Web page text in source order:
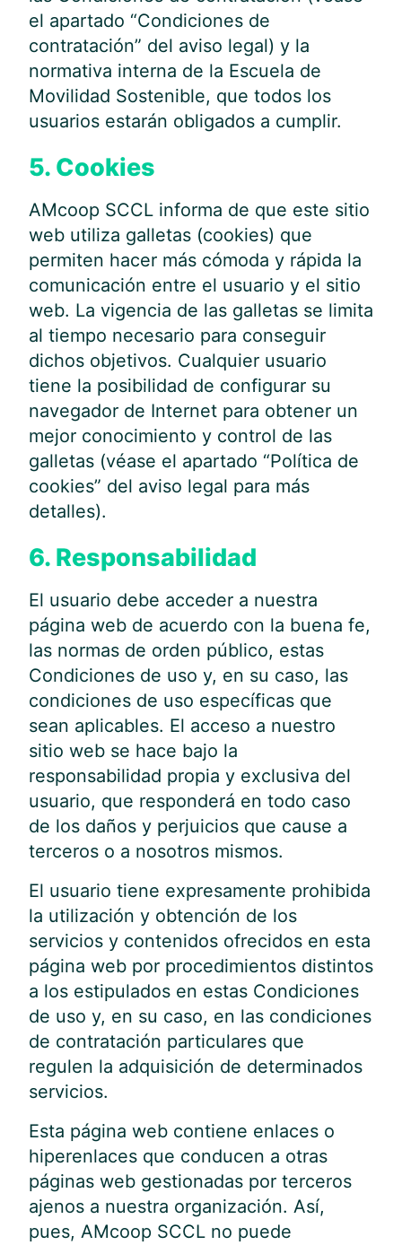
el apartado “Condiciones de
contratación” del aviso legal) y la
normativa interna de la Escuela de
Movilidad Sostenible, que todos los
usuarios estarán obligados a cumplir.
5. Cookies
AMcoop SCCL informa de que este sitio
web utiliza galletas (cookies) que
permiten hacer más cómoda y rápida la
comunicación entre el usuario y el sitio
web. La vigencia de las galletas se limita
al tiempo necesario para conseguir
dichos objetivos. Cualquier usuario
tiene la posibilidad de configurar su
navegador de Internet para obtener un
mejor conocimiento y control de las
galletas (véase el apartado “Política de
cookies” del aviso legal para más
detalles).
6. Responsabilidad
El usuario debe acceder a nuestra
página web de acuerdo con la buena fe,
las normas de orden público, estas
Condiciones de uso y, en su caso, las
condiciones de uso específicas que
sean aplicables. El acceso a nuestro
sitio web se hace bajo la
responsabilidad propia y exclusiva del
usuario, que responderá en todo caso
de los daños y perjuicios que cause a
terceros o a nosotros mismos.
El usuario tiene expresamente prohibida
la utilización y obtención de los
servicios y contenidos ofrecidos en esta
página web por procedimientos distintos
a los estipulados en estas Condiciones
de uso y, en su caso, en las condiciones
de contratación particulares que
regulen la adquisición de determinados
servicios.
Esta página web contiene enlaces o
hiperenlaces que conducen a otras
páginas web gestionadas por terceros
ajenos a nuestra organización. Así,
pues, AMcoop SCCL no puede